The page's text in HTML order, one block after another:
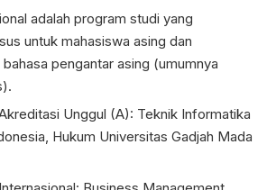
adalah program studi yang
untuk mahasiswa asing dan
pengantar asing (umumnya
Unggul (A): Teknik Informatika
Hukum Universitas Gadjah Mada